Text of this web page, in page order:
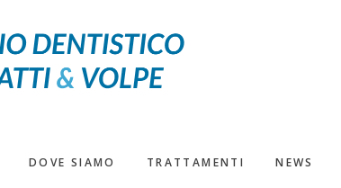
DOVE SIAMO TRATTAMENTI NEWS